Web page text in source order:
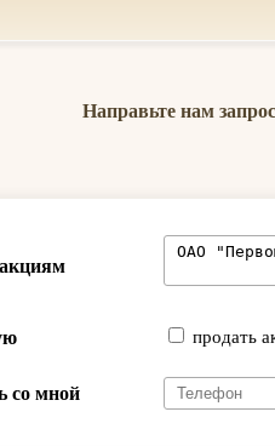
Направьте нам
продать
со мной